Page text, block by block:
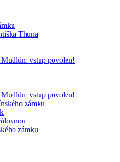
Thuna
vstup povolen!
vstup povolen!
zámku
zámku